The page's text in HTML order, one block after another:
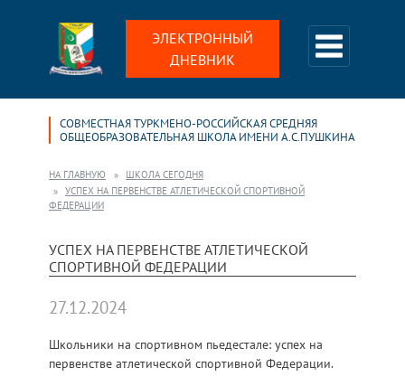
ЭЛЕКТРОННЫЙ
ДНЕВНИК
СОВМЕСТНАЯ ТУРКМЕНО-РОССИЙСКАЯ СРЕДНЯЯ
ОБЩЕОБРАЗОВАТЕЛЬНАЯ ШКОЛА ИМЕНИ А.С.ПУШКИНА
НА ГЛАВНУЮ
ШКОЛА СЕГОДНЯ
УСПЕХ НА ПЕРВЕНСТВЕ АТЛЕТИЧЕСКОЙ СПОРТИВНОЙ
ФЕДЕРАЦИИ
УСПЕХ НА ПЕРВЕНСТВЕ АТЛЕТИЧЕСКОЙ
СПОРТИВНОЙ ФЕДЕРАЦИИ
27.12.2024
Школьники на спортивном пьедестале: успех на
первенстве атлетической спортивной Федерации.